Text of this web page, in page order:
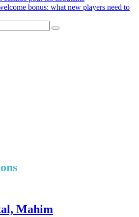
bonus: what new players need to
Mahim